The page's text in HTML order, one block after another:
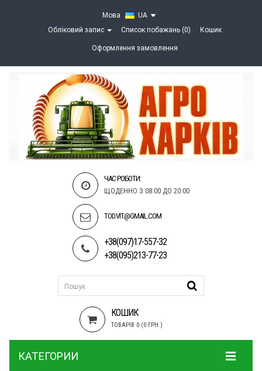
Мова
UA
Обліковий запис
Список побажань (0) Кошик
Оформлення замовлення
ЧАС РОБОТИ:
ЩОДЕННО З 08:00 ДО 20:00
TOD.VIT@GMAIL.COM
+38(097)17-557-32
+38(095)213-77-23
КОШИК
ТОВАРІВ 0 (0 ГРН.)
КАТЕГОРИИ